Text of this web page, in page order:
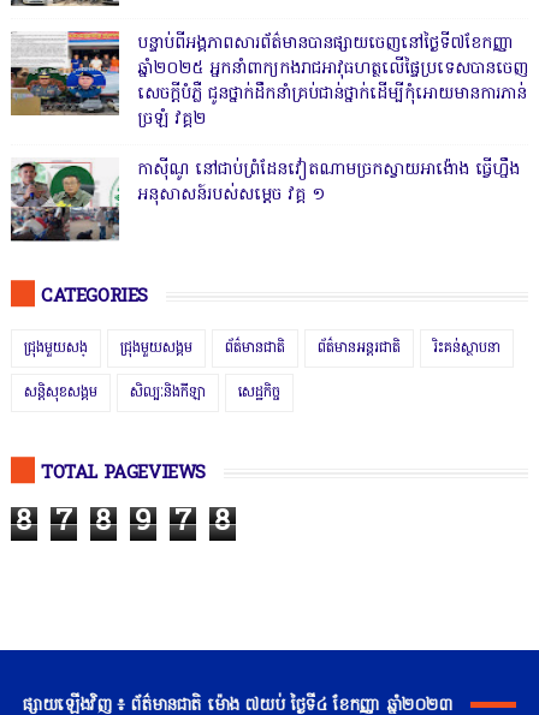
បន្ទាប់ពីអង្គភាពសារព័ត៌មានបានផ្សាយចេញនៅថ្ងៃទី៧ខែកញ្ញា
ឆ្នាំ២០២៥ អ្នកនាំពាក្យកងរាជអាវុធហត្ថលើផ្ទៃប្រទេសបានចេញ
សេចក្តីបំភ្លឺ ជូនថ្នាក់ដឹកនាំគ្រប់ជាន់ថ្នាក់ដើម្បីកុំអោយមានការភាន់
ច្រឡំ វគ្គ២
កាសុីណូ នៅជាប់ព្រំដែនវៀតណាមច្រកស្វាយអាង៉ោង ធ្វើហ្នឹង
អនុសាសន៍របស់សម្ដេច វគ្គ ១
CATEGORIES
ជ្រុងមួយសង្ ជ្រុងមួយសង្គម ព័ត៌មានជាតិ ព័ត៌មានអន្តរជាតិ រិះគន់ស្ថាបនា
សន្តិសុខសង្គម សិល្បៈនិងកីឡា សេដ្ឋកិច្ច
TOTAL PAGEVIEWS
8 7 8 9 7 8
ផ្សាយឡើងវិញ ៖ ព័ត៌មានជាតិ ម៉ោង ៧យប់ ថ្ងៃទី៤ ខែកញ្ញា ឆ្នាំ២០២៣